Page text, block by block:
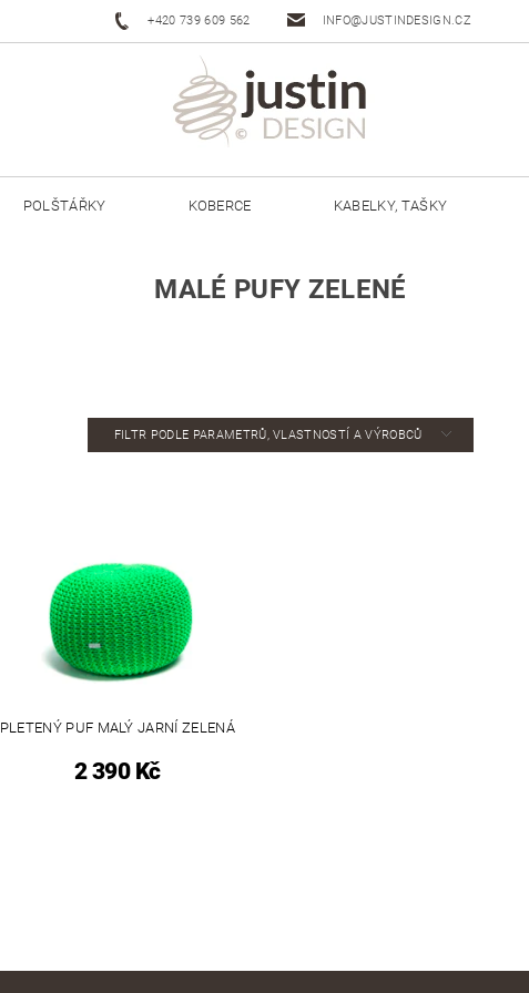
+420 739 609 562 INFO@JUSTINDESIGN.CZ
POLŠTÁŘKY KOBERCE KABELKY, TAŠKY
MALÉ PUFY ZELENÉ
FILTR PODLE PARAMETRŮ, VLASTNOSTÍ A VÝROBCŮ
PLETENÝ PUF MALÝ JARNÍ ZELENÁ
2 390 Kč